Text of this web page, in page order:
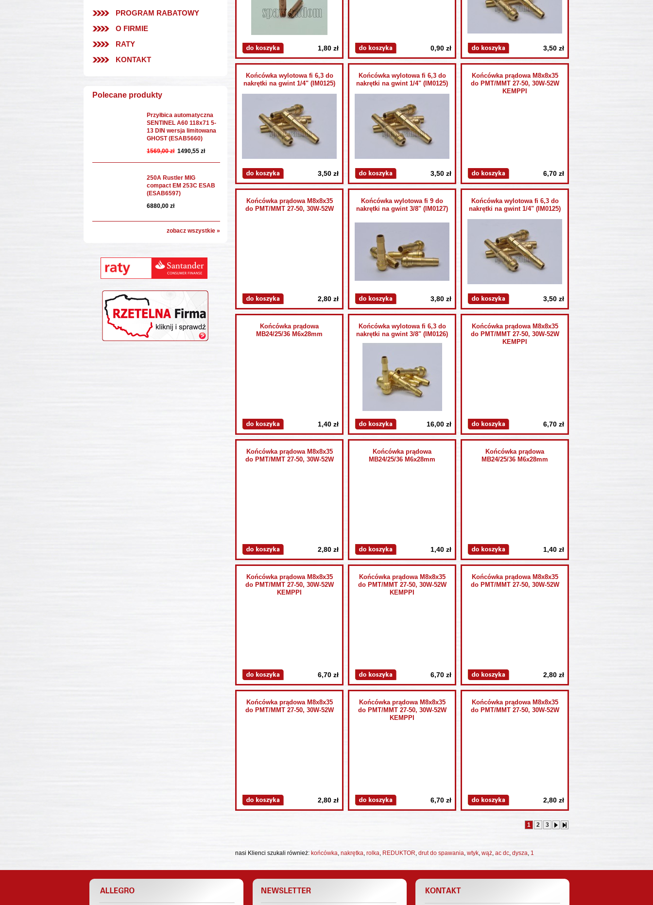
PROGRAM RABATOWY
O FIRMIE
RATY
KONTAKT
Polecane produkty
Przyłbica automatyczna
SENTINEL A60 118x71 5-
13 DIN wersja limitowana
GHOST (ESAB5660)
1569,00 zł 1490,55 zł
250A Rustler MIG
compact EM 253C ESAB
(ESAB6597)
6880,00 zł
zobacz wszystkie »
1,80 zł 0,90 zł 3,50 zł
Końcówka wylotowa fi 6,3 do
nakrętki na gwint 1/4" (IM0125)
3,50 zł
Końcówka wylotowa fi 6,3 do
nakrętki na gwint 1/4" (IM0125)
3,50 zł
Końcówka prądowa M8x8x35
do PMT/MMT 27-50, 30W-52W
KEMPPI
6,70 zł
Końcówka prądowa M8x8x35
do PMT/MMT 27-50, 30W-52W
2,80 zł
Końcówka wylotowa fi 9 do
nakrętki na gwint 3/8" (IM0127)
3,80 zł
Końcówka wylotowa fi 6,3 do
nakrętki na gwint 1/4" (IM0125)
3,50 zł
Końcówka prądowa
MB24/25/36 M6x28mm
1,40 zł
Końcówka wylotowa fi 6,3 do
nakrętki na gwint 3/8" (IM0126)
16,00 zł
Końcówka prądowa M8x8x35
do PMT/MMT 27-50, 30W-52W
KEMPPI
6,70 zł
Końcówka prądowa M8x8x35
do PMT/MMT 27-50, 30W-52W
2,80 zł
Końcówka prądowa
MB24/25/36 M6x28mm
1,40 zł
Końcówka prądowa
MB24/25/36 M6x28mm
1,40 zł
Końcówka prądowa M8x8x35
do PMT/MMT 27-50, 30W-52W
KEMPPI
6,70 zł
Końcówka prądowa M8x8x35
do PMT/MMT 27-50, 30W-52W
KEMPPI
6,70 zł
Końcówka prądowa M8x8x35
do PMT/MMT 27-50, 30W-52W
2,80 zł
Końcówka prądowa M8x8x35
do PMT/MMT 27-50, 30W-52W
2,80 zł
Końcówka prądowa M8x8x35
do PMT/MMT 27-50, 30W-52W
KEMPPI
6,70 zł
Końcówka prądowa M8x8x35
do PMT/MMT 27-50, 30W-52W
2,80 zł
1 2 3
nasi Klienci szukali również: końcówka, nakrętka, rolka, REDUKTOR, drut do spawania, wtyk, wąż, ac dc, dysza, 1